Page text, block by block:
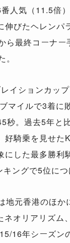
人気（11.5倍
びたヘレン
最終コーナ
ションカッ
マイルで3着
。過去5年と
騎乗を見せ
にした最多勝
ングで5位につ
元香港のほ
オリアリズ
16年シーズ